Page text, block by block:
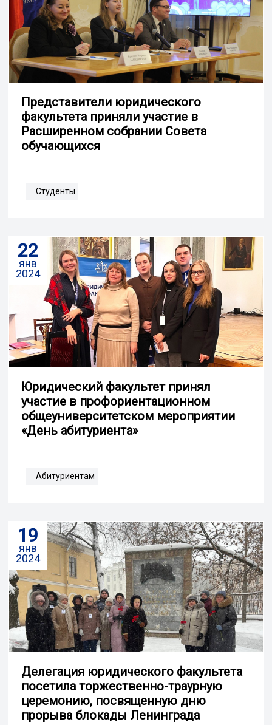
Представители юридического
факультета приняли участие в
Расширенном собрании Совета
обучающихся
Студенты
22
янв
2024
Юридический факультет принял
участие в профориентационном
общеуниверситетском мероприятии
«День абитуриента»
Абитуриентам
19
янв
2024
Делегация юридического факультета
посетила торжественно-траурную
церемонию, посвященную дню
прорыва блокады Ленинграда